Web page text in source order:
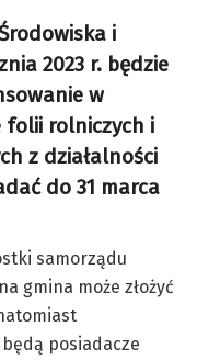
i
2023 r. będzie
w
folii rolniczych i
z działalności
do 31 marca
samorządu
gmina może złożyć
posiadacze